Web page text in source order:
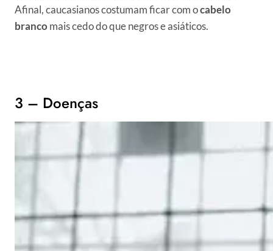
Afinal, caucasianos costumam ficar com ocabelo
branco mais cedo do que negros e asiáticos.
3 – Doenças